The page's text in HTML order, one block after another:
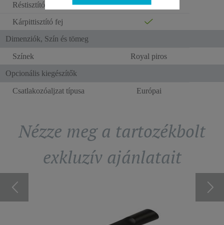
Réstisztító fej
Kárpittisztító fej
Dimenziók, Szín és tömeg
Színek
Royal piros
Opcionális kiegészítők
Csatlakozóaljzat típusa Európai
Nézze meg a tartozékbolt
exkluzív ajánlatait